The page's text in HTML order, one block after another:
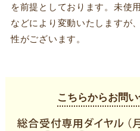
を前提としております。未使
などにより変動いたしますが
性がございます。
こちらからお問